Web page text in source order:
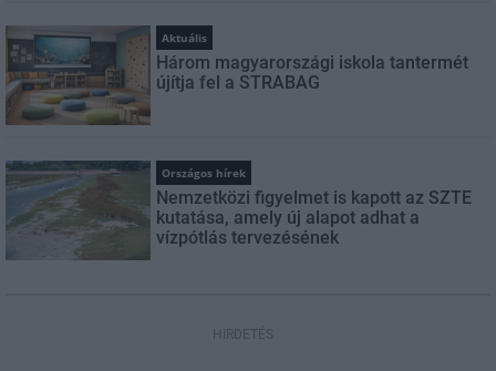
Aktuális
Három magyarországi iskola tantermét
újítja fel a STRABAG
Országos hírek
Nemzetközi figyelmet is kapott az SZTE
kutatása, amely új alapot adhat a
vízpótlás tervezésének
HIRDETÉS